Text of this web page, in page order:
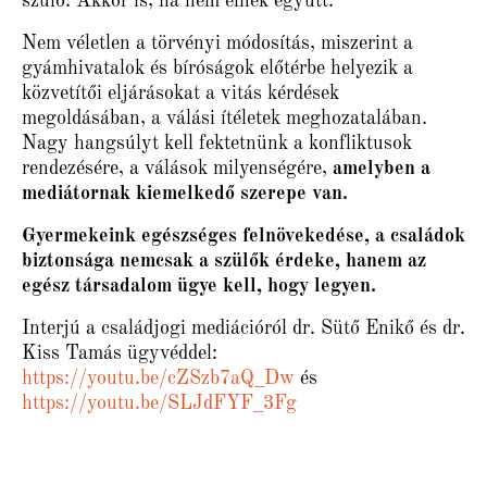
Nem véletlen a törvényi módosítás, miszerint a
gyámhivatalok és bíróságok előtérbe helyezik a
közvetítői eljárásokat a vitás kérdések
megoldásában, a válási ítéletek meghozatalában.
Nagy hangsúlyt kell fektetnünk a konfliktusok
rendezésére, a válások milyenségére, amelyben ​a
mediátornak kiemelkedő szerepe van.
Gyermekeink egészséges felnövekedése, a családok
biztonsága nemcsak a szülők érdeke, hanem az
egész társadalom ügye kell, hogy legyen.
Interjú a családjogi mediációról dr. Sütő Enikő és dr.
Kiss Tamás ügyvéddel:
https://youtu.be/cZSzb7aQ_Dw ​ és
https://youtu.be/SLJdFYF_3Fg